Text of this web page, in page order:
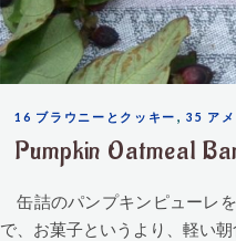
16 ブラウニーとクッキー ,35 ア
Pumpkin
缶詰のパンプキンピューレ
で、お菓子というより、軽い